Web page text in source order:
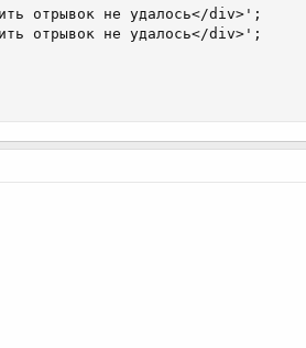
отрывок не удалось</div>';
отрывок не удалось</div>';